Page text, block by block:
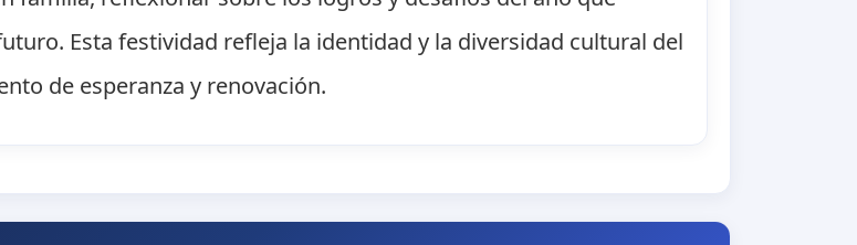
Esta festividad refleja la identidad y la diversidad cultural del
de esperanza y renovación.